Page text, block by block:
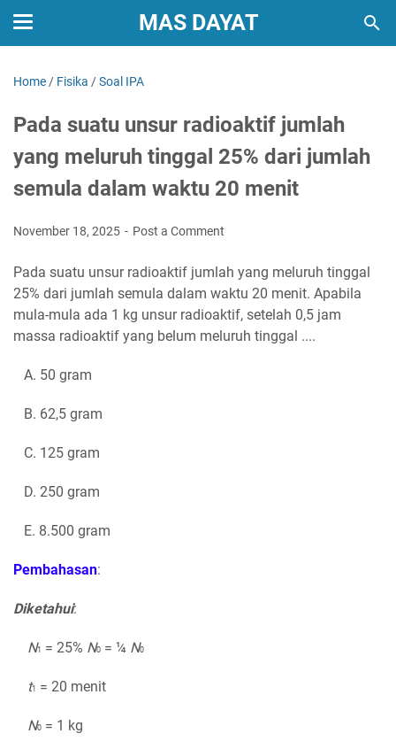
MAS DAYAT
Home / Fisika /Soal IPA
Pada suatu unsur radioaktif jumlah
yang meluruh tinggal 25% dari jumlah
semula dalam waktu 20 menit
November 18, 2025 Post a Comment
Pada suatu unsur radioaktif jumlah yang meluruh tinggal
25% dari jumlah semula dalam waktu 20 menit. Apabila
mula-mula ada 1 kg unsur radioaktif, setelah 0,5 jam
massa radioaktif yang belum meluruh tinggal ....
A. 50 gram
B. 62,5 gram
C. 125 gram
D. 250 gram
E. 8.500 gram
Pembahasan:
Diketahui:
N1 = 25% N0 = ¼ N0
t1 = 20 menit
N0 = 1 kg